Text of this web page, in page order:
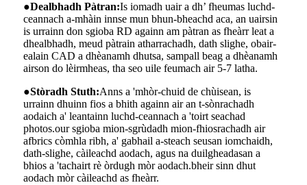
●Dealbhadh Pàtran:Is iomadh uair a dh’ fheumas luchd-
ceannach a-mhàin innse mun bhun-bheachd aca, an uairsin
is urrainn don sgioba RD againn am pàtran as fheàrr leat a
dhealbhadh, meud pàtrain atharrachadh, dath slighe, obair-
ealain CAD a dhèanamh dhutsa, sampall beag a dhèanamh
airson do lèirmheas, tha seo uile feumach air 5-7 latha.
●Stòradh Stuth:Anns a 'mhòr-chuid de chùisean, is
urrainn dhuinn fios a bhith againn air an t-sònrachadh
aodaich a' leantainn luchd-ceannach a 'toirt seachad
photos.our sgioba mion-sgrùdadh mion-fhiosrachadh air
afbrics còmhla ribh, a' gabhail a-steach seusan iomchaidh,
dath-slighe, càileachd aodach, agus na duilgheadasan a
bhios a 'tachairt rè òrdugh mòr aodach.bheir sinn dhut
aodach mòr càileachd as fheàrr.